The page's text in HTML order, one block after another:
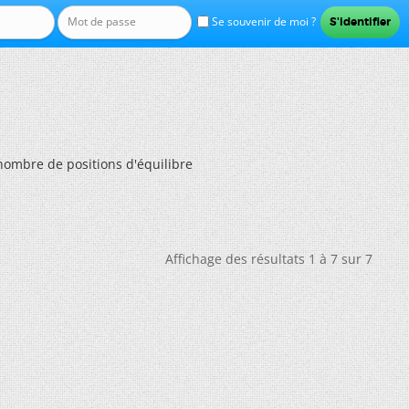
Se souvenir de moi ?
de positions d'équilibre
Affichage des résultats 1 à 7 sur 7